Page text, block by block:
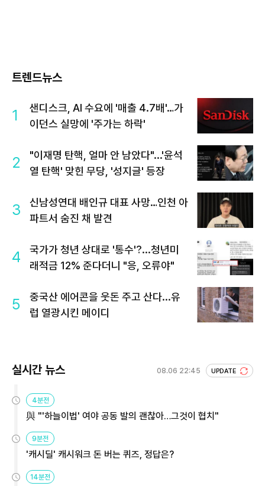
트렌드뉴스
1
샌디스크, AI 수요에 '매출 4.7배'…가
이던스 실망에 '주가는 하락'
2
"이재명 탄핵, 얼마 안 남았다"...'윤석
열 탄핵' 맞힌 무당, '성지글' 등장
3
신남성연대 배인규 대표 사망…인천 아
파트서 숨진 채 발견
4
국가가 청년 상대로 '통수'?...청년미
래적금 12% 준다더니 "응, 오류야"
5
중국산 에어콘을 웃돈 주고 산다...유
럽 열광시킨 메이디
실시간 뉴스 08.06 22:45 UPDATE
4분전
與 "'하늘이법' 여야 공동 발의 괜찮아…그것이 협치"
9분전
'캐시딜' 캐시워크 돈 버는 퀴즈, 정답은?
14분전